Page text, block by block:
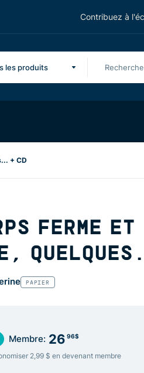
Contribuez à
les produits
+ CD
FERME
PAPIER
Membre: 26 96$
2,99 $ en devenant membre